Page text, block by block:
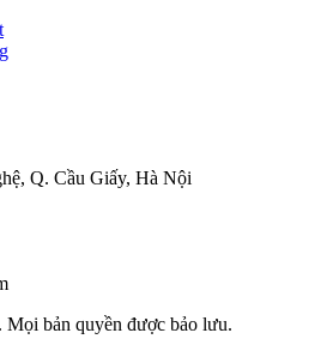
Q. Cầu Giấy, Hà Nội
. Mọi bản quyền được bảo lưu.